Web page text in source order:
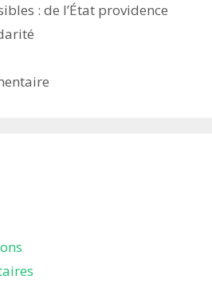
: de l’État providence